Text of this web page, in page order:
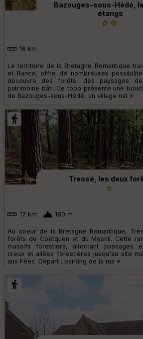
Bazouges-sous-Hédé,
étangs
16 km
Le territoire de la Bretagne Romantique
et Rance, offre de nombreuses
découvre des forêts, des paysages
patrimoine bâti. Ce topo présente une
de Bazouges-sous-Hédé, un village nat »
Tressé, les deux
17 km 180 m
Au coeur de la Bretagne Romantique,
forêts de Coëtquen et du Mesnil. Cette
massifs forestiers, alternant passages
creux et allées forestières jusqu'au site
aux Fées. Départ : parking de la ma »